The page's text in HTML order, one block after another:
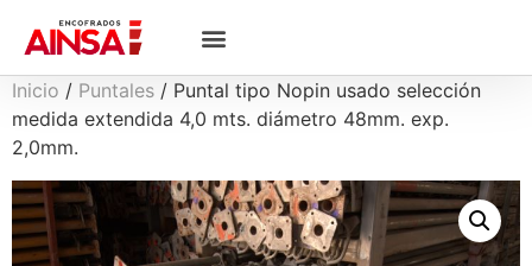
Inicio / Puntales / Puntal tipo Nopin usado selección
medida extendida 4,0 mts. diámetro 48mm. exp.
2,0mm.